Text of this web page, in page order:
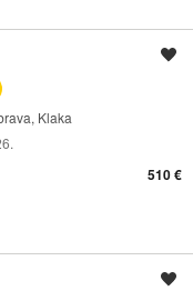
Klaka
510 €